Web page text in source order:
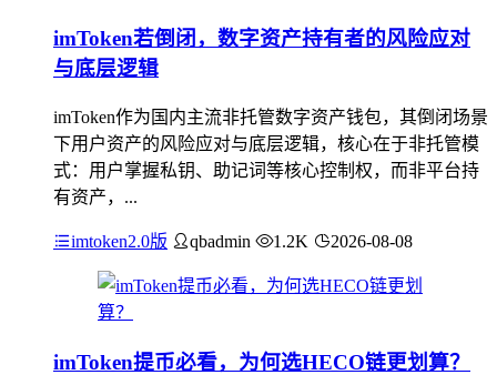
imToken若倒闭，数字资产持有者的风险应对
与底层逻辑
imToken作为国内主流非托管数字资产钱包，其倒闭场景
下用户资产的风险应对与底层逻辑，核心在于非托管模
式：用户掌握私钥、助记词等核心控制权，而非平台持
有资产，...
imtoken2.0版 qbadmin 1.2K 2026-08-08
imToken提币必看，为何选HECO链更划算？